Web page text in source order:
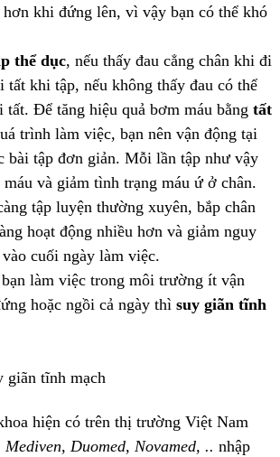
khi đứng lên, vì vậy bạn có thể khó
thể dục, nếu thấy đau cẳng chân khi đi
tất khi tập, nếu không thấy đau có thể
tất. Để tăng hiệu quả bơm máu bằng tất
trình làm việc, bạn nên vận động tại
bài tập đơn giản. Mỗi lần tập như vậy
và giảm tình trạng máu ứ ở chân.
tập luyện thường xuyên, bắp chân
hoạt động nhiều hơn và giảm nguy
cuối ngày làm việc.
làm việc trong môi trường ít vận
hoặc ngồi cả ngày thì suy giãn tĩnh
giãn tĩnh mạch
hiện có trên thị trường Việt Nam
Duomed, Novamed, .. nhập